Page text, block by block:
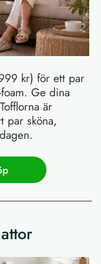
kr) för ett par
Ge dina
är
par sköna,